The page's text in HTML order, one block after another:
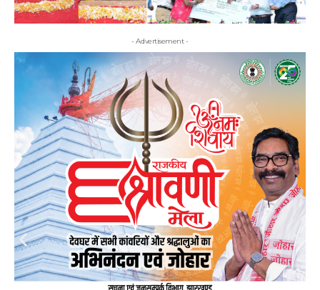
- Advertisement -